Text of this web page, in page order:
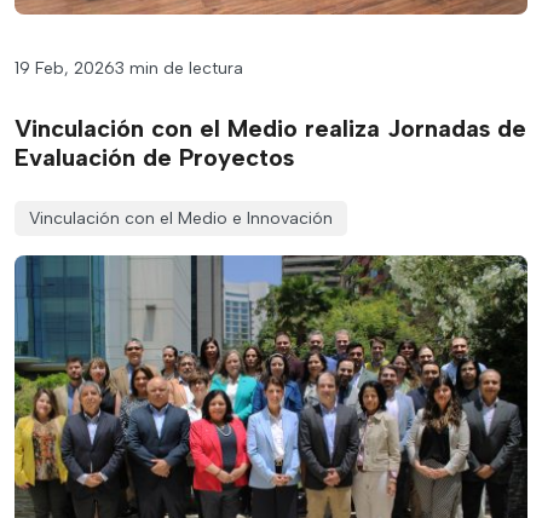
19 Feb, 20263 min de lectura
Vinculación con el Medio realiza Jornadas de
Evaluación de Proyectos
Vinculación con el Medio e Innovación